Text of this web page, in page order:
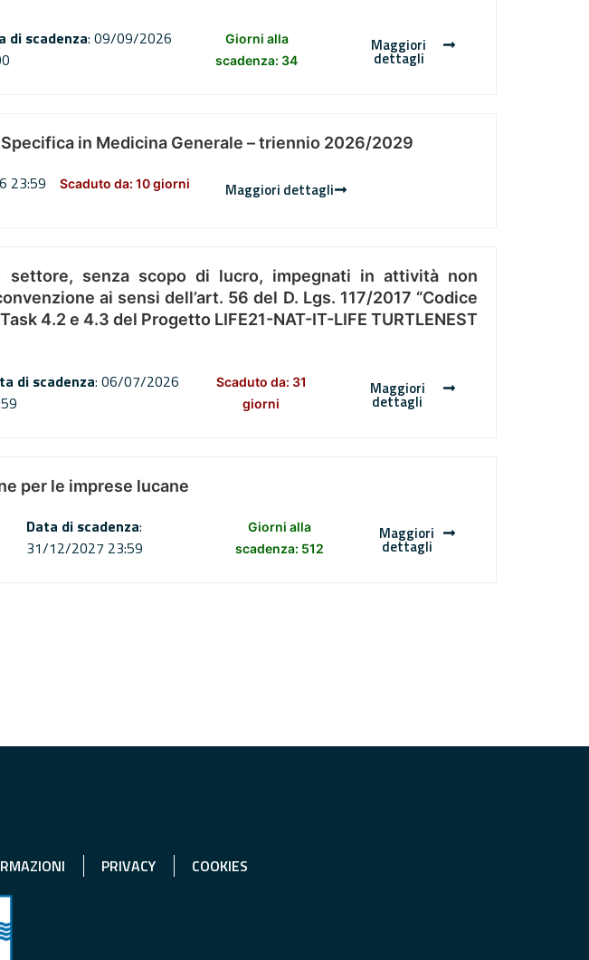
di scadenza: 09/09/2026
Giorni alla
scadenza: 34
Maggiori
dettagli
in Medicina Generale – triennio 2026/2029
23:59 Scaduto da: 10 giorni Maggiori dettagli
senza scopo di lucro, impegnati in attività non
ai sensi dell’art. 56 del D. Lgs. 117/2017 “Codice
4.2 e 4.3 del Progetto LIFE21-NAT-IT-LIFE TURTLENEST
di scadenza: 06/07/2026
Scaduto da: 31
giorni
Maggiori
dettagli
per le imprese lucane
Data di scadenza:
31/12/2027 23:59
Giorni alla
scadenza: 512
Maggiori
dettagli
PRIVACY COOKIES